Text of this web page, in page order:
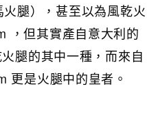
腿），甚至以為風乾火
，但其實產自意大利的
腿的其中一種，而來自
更是火腿中的皇者。